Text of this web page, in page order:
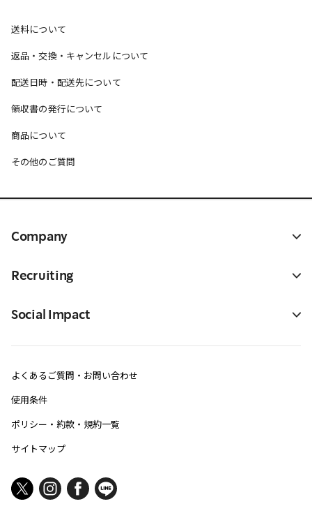
送料について
返品・交換・キャンセルについて
配送日時・配送先について
領収書の発行について
商品について
その他のご質問
Company
Recruiting
Social Impact
よくあるご質問・お問い合わせ
使用条件
ポリシー・約款・規約一覧
サイトマップ